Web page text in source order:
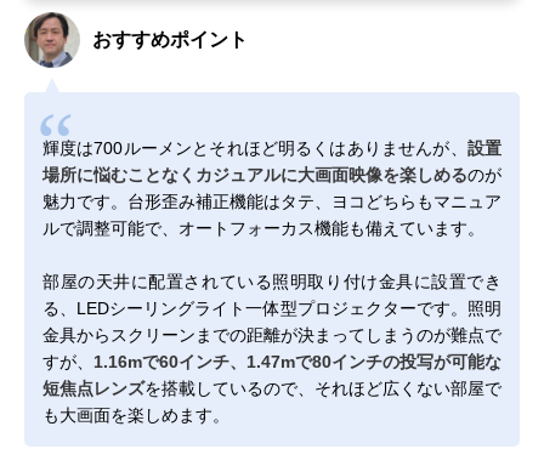
おすすめポイント
輝度は700ルーメンとそれほど明るくはありませんが、 設置
場所に悩むことなくカジュアルに大画面映像を楽しめるのが
魅力です。台形歪み補正機能はタテ、ヨコどちらもマニュア
ルで調整可能で、オートフォーカス機能も備えています。
部屋の天井に配置されている照明取り付け金具に設置でき
る、LEDシーリングライト一体型プロジェクターです。照明
金具からスクリーンまでの距離が決まってしまうのが難点で
すが、 1.16mで60インチ、1.47mで80インチの投写が可能な
短焦点レンズを搭載しているので、それほど広くない部屋で
も大画面を楽しめます。